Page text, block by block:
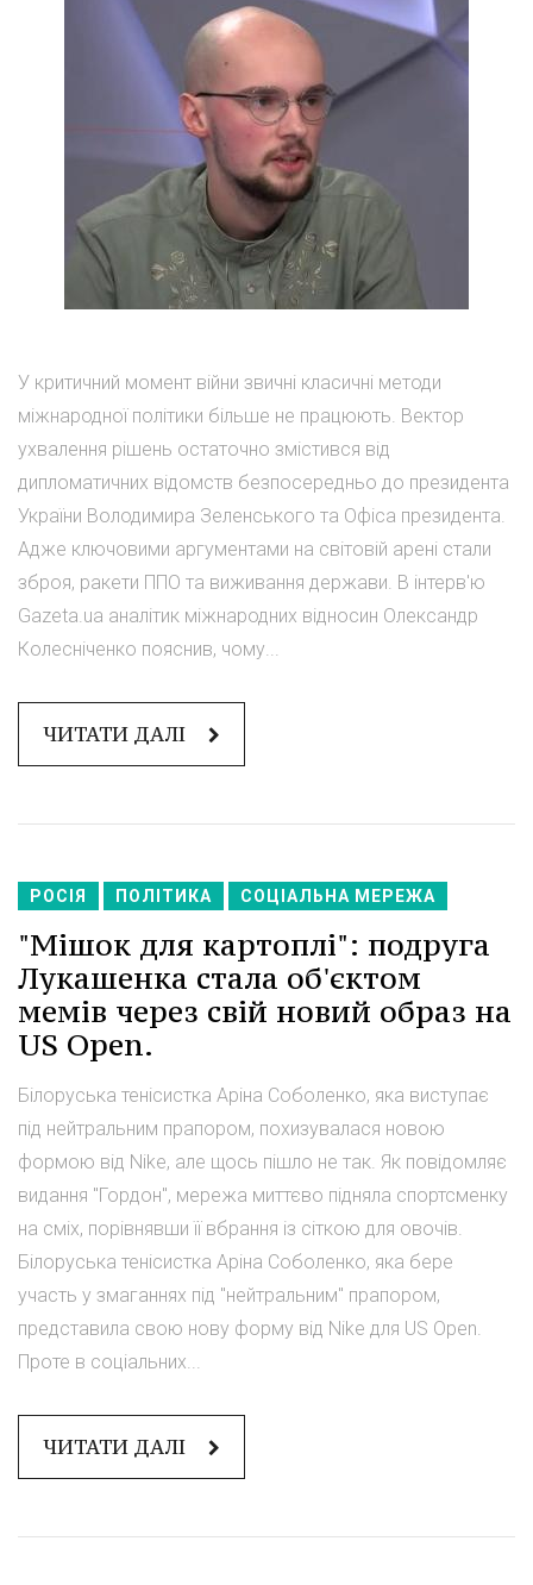
У критичний момент війни звичні класичні методи
міжнародної політики більше не працюють. Вектор
ухвалення рішень остаточно змістився від
дипломатичних відомств безпосередньо до президента
України Володимира Зеленського та Офіса президента.
Адже ключовими аргументами на світовій арені стали
зброя, ракети ППО та виживання держави. В інтерв'ю
Gazeta.ua аналітик міжнародних відносин Олександр
Колесніченко пояснив, чому...
ЧИТАТИ ДАЛІ
РОСІЯ ПОЛІТИКА СОЦІАЛЬНА МЕРЕЖА
"Мішок для картоплі": подруга
Лукашенка стала об'єктом
мемів через свій новий образ на
US Open.
Білоруська тенісистка Аріна Соболенко, яка виступає
під нейтральним прапором, похизувалася новою
формою від Nike, але щось пішло не так. Як повідомляє
видання "Гордон", мережа миттєво підняла спортсменку
на сміх, порівнявши її вбрання із сіткою для овочів.
Білоруська тенісистка Аріна Соболенко, яка бере
участь у змаганнях під "нейтральним" прапором,
представила свою нову форму від Nike для US Open.
Проте в соціальних...
ЧИТАТИ ДАЛІ